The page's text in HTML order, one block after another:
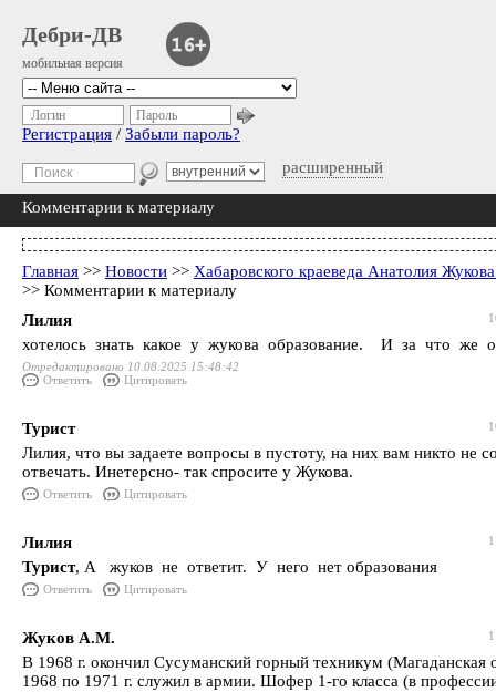
Дебри-ДВ
мобильная версия
расширенный
Логин Пароль
Регистрация / Забыли пароль?
Комментарии к материалу
Главная >> Новости >> Хабаровского краеведа Анатолия
>> Комментарии к материалу
Лилия
хотелось знать какое у жукова образование. И за что же
Отредактировано 10.08.2025 15:48:42
Ответить
Цитировать
Турист
Лилия, что вы задаете вопросы в пустоту, на них вам никто не
отвечать. Инетерсно- так спросите у Жукова.
Ответить Цитировать
Лилия
Турист, А жуков не ответит. У него нет образования
Ответить Цитировать
Жуков А.М.
В 1968 г. окончил Сусуманский горный техникум (Магаданская
1968 по 1971 г. служил в армии. Шофер 1-го класса (в